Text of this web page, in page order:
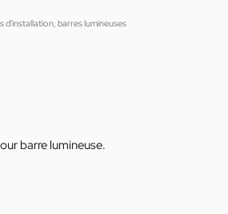
d'installation, barres lumineuses
barre lumineuse.